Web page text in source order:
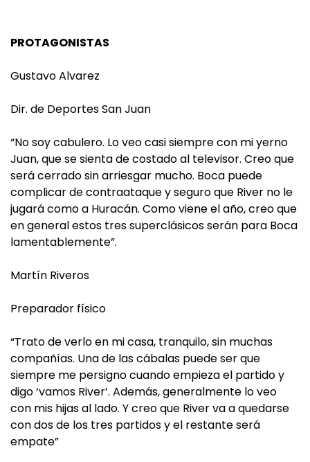
PROTAGONISTAS
Gustavo Alvarez
Dir. de Deportes San Juan
“No soy cabulero. Lo veo casi siempre con mi yerno
Juan, que se sienta de costado al televisor. Creo que
será cerrado sin arriesgar mucho. Boca puede
complicar de contraataque y seguro que River no le
jugará como a Huracán. Como viene el año, creo que
en general estos tres superclásicos serán para Boca
lamentablemente”.
Martín Riveros
Preparador físico
“Trato de verlo en mi casa, tranquilo, sin muchas
compañías. Una de las cábalas puede ser que
siempre me persigno cuando empieza el partido y
digo ‘vamos River’. Además, generalmente lo veo
con mis hijas al lado. Y creo que River va a quedarse
con dos de los tres partidos y el restante será
empate”